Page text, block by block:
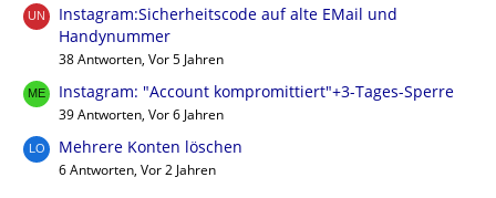
Instagram:Sicherheitscode auf alte EMail und
Handynummer
38 Antworten, Vor 5 Jahren
Instagram: "Account kompromittiert"+3-Tages-Sperre
39 Antworten, Vor 6 Jahren
Mehrere Konten löschen
6 Antworten, Vor 2 Jahren